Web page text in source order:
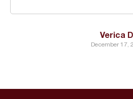
Verica
December 17,